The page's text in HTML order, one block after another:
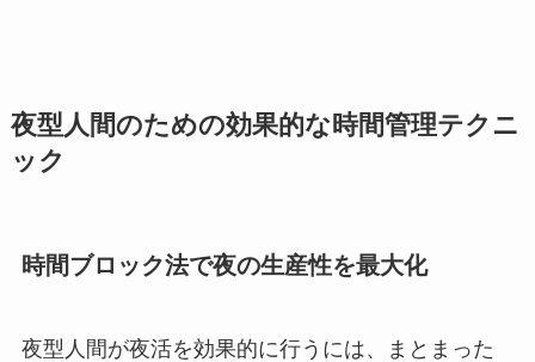
夜型人間のための効果的な時間管理テクニ
ック
時間ブロック法で夜の生産性を最大化
夜型人間が夜活を効果的に行うには、まとまった